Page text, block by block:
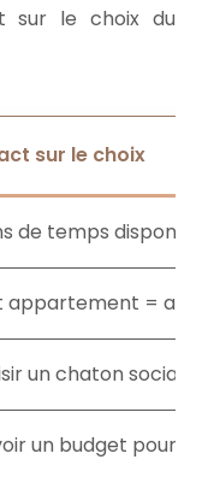
sur le choix du
sur le choix
de temps
appartement =
un chaton
un budget pour